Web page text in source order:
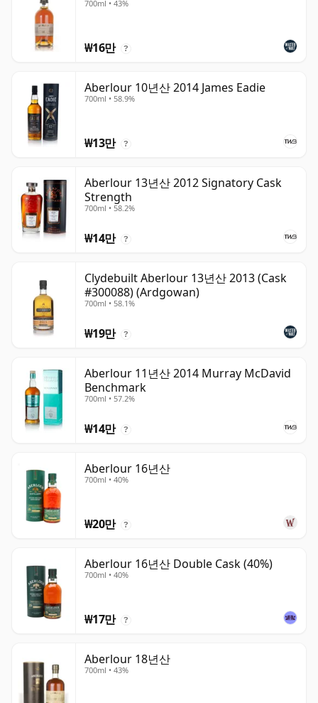
700ml • 43%
₩16만 ?
Aberlour 10년산 2014 James Eadie
700ml • 58.9%
₩13만 ?
Aberlour 13년산 2012 Signatory Cask
Strength
700ml • 58.2%
₩14만 ?
Clydebuilt Aberlour 13년산 2013 (Cask
#300088) (Ardgowan)
700ml • 58.1%
₩19만 ?
Aberlour 11년산 2014 Murray McDavid
Benchmark
700ml • 57.2%
₩14만 ?
Aberlour 16년산
700ml • 40%
₩20만 ?
Aberlour 16년산 Double Cask (40%)
700ml • 40%
₩17만 ?
Aberlour 18년산
700ml • 43%